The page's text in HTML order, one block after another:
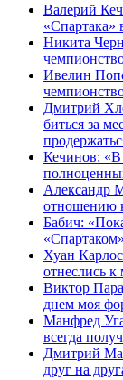
Валерий
«Спартака»
Никита
Ивелин
Дмитрий
биться за
Кечинов: «В
Александр
отношению
Бабич:
«Спартаком»
Хуан
отнеслись к
Виктор
днем моя
Манфред
всегда
Дмитрий
друг на